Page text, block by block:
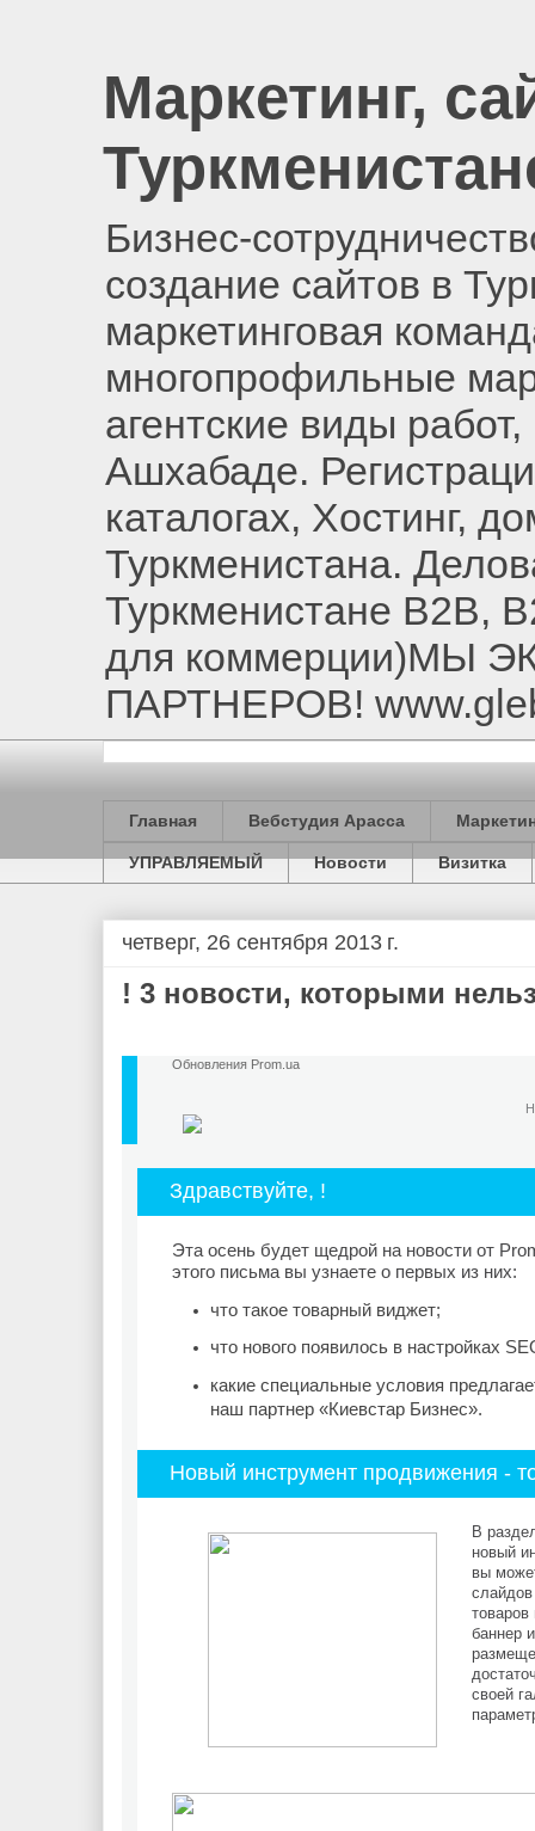
Маркетинг,
Бизнес-
создание сайтов в
маркетинговая
многопрофильные
агентские виды
Ашхабаде.
каталогах, Хостинг,
Туркменистана.
Туркменистане B2B,
для коммерции)МЫ
ПАРТНЕРОВ!
Главная Вебстудия Арасса
УПРАВЛЯЕМЫЙ Новости Визитка
четверг, 26 сентября 2013 г.
! 3 новости, которыми
Обновления Prom.ua
Здравствуйте, !
Эта осень будет щедрой на новости от
этого письма вы узнаете о первых из них:
что такое товарный виджет;
что нового появилось в настройках
какие специальные условия
наш партнер «Киевстар Бизнес».
Новый инструмент продвижения -
В
новый
вы
товаров
баннер
своей